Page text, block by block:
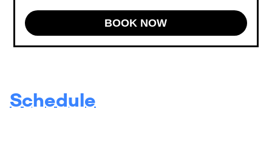
BOOK NOW
Schedule